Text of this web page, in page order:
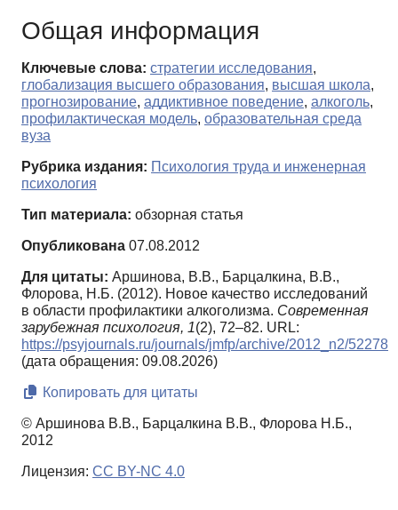
Общая информация
Ключевые слова: стратегии исследования,
глобализация высшего образования, высшая школа,
прогнозирование, аддиктивное поведение, алкоголь,
профилактическая модель, образовательная среда
вуза
Рубрика издания: Психология труда и инженерная
психология
Тип материала: обзорная статья
Опубликована 07.08.2012
Для цитаты: Аршинова, В.В., Барцалкина, В.В.,
Флорова, Н.Б. (2012). Новое качество исследований
в области профилактики алкоголизма. Современная
зарубежная психология, 1(2), 72–82. URL:
https://psyjournals.ru/journals/jmfp/archive/2012_n2/52278
(дата обращения: 09.08.2026)
Копировать для цитаты
© Аршинова В.В., Барцалкина В.В., Флорова Н.Б.,
2012
Лицензия: CC BY-NC 4.0